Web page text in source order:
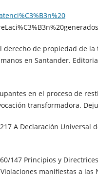
derecho de propiedad de la
en Santander.
en el proceso de
transformadora.
A Declaración Universal
147 Principios y
manifiestas a las